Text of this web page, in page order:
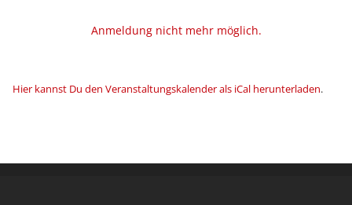
Anmeldung nicht mehr möglich.
Hier kannst Du den Veranstaltungskalender als iCal herunterladen.